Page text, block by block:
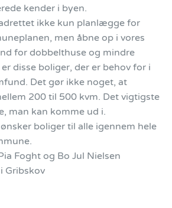
kender i byen.
ikke kun planlægge for
men åbne op i vores
for dobbelthuse og mindre
disse boliger, der er behov for i
Det gør ikke noget, at
200 til 500 kvm. Det vigtigste
man kan komme ud i.
boliger til alle igennem hele
Foght og Bo Jul Nielsen
Gribskov